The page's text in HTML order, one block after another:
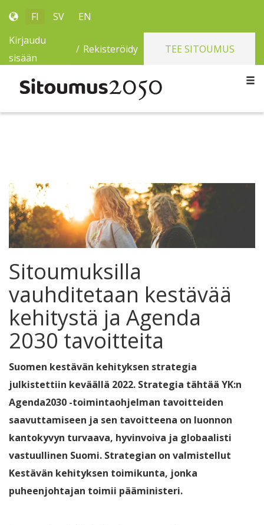
FI SV
EN
Kirjaudu
sisään
/ Rekisteröidy TEE SITOUMUS
Sitoumuksilla
vauhditetaan kestävää
kehitystä ja Agenda
2030 tavoitteita
Suomen kestävän kehityksen strategia
julkistettiin keväällä 2022. Strategia tähtää YK:n
Agenda2030 -toimintaohjelman tavoitteiden
saavuttamiseen ja sen tavoitteena on luonnon
kantokyvyn turvaava, hyvinvoiva ja globaalisti
vastuullinen Suomi. Strategian on valmistellut
Kestävän kehityksen toimikunta, jonka
puheenjohtajan toimii pääministeri.